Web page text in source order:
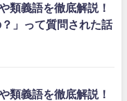
類義語を徹底解説！
」って質問された話
類義語を徹底解説！